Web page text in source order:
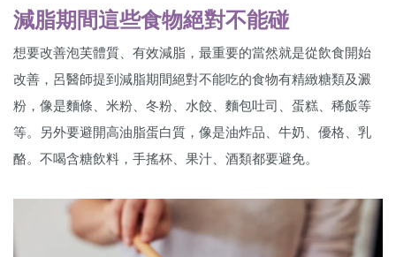
減脂期間這些食物絕對不能碰
想要改善泡芙體質、有效減脂，最重要的當然就是從飲食開始
改善，呂醫師提到減脂期間絕對不能吃的食物有精緻糖類及澱
粉，像是麵條、米粉、冬粉、水餃、麵包吐司、蛋糕、稀飯等
等。另外要避開高油脂蛋白質，像是油炸品、牛奶、優格、乳
酪。不喝含糖飲料，手搖杯、果汁、酒類都要避免。